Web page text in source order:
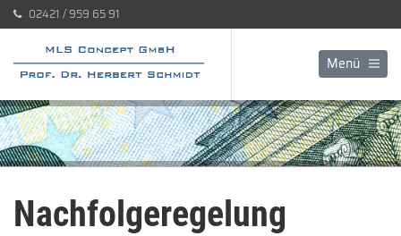
02421 / 959 65 91
Menü
Nachfolgeregelung